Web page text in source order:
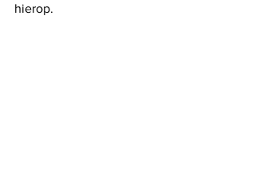
hierop.